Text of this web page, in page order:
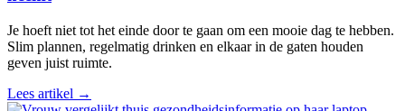
Je hoeft niet tot het einde door te gaan om een mooie dag te hebben.
Slim plannen, regelmatig drinken en elkaar in de gaten houden
geven juist ruimte.
Lees artikel →